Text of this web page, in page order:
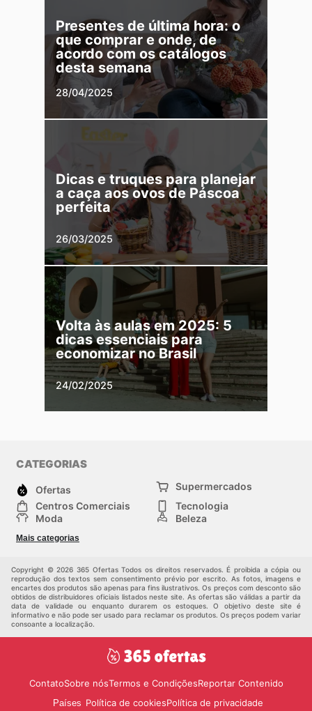
Presentes de última hora: o
que comprar e onde, de
acordo com os catálogos
desta semana
28/04/2025
Dicas e truques para planejar
a caça aos ovos de Páscoa
perfeita
26/03/2025
Volta às aulas em 2025: 5
dicas essenciais para
economizar no Brasil
24/02/2025
CATEGORIAS
Ofertas
Supermercados
Centros Comerciais
Tecnologia
Moda
Beleza
Construção e jardinagem
Mais categorias
Copyright © 2026 365 Ofertas Todos os direitos reservados. É proibida a cópia ou
reprodução dos textos sem consentimento prévio por escrito. As fotos, imagens e
encartes dos produtos são apenas para fins ilustrativos. Os preços com desconto são
obtidos de distribuidores oficiais listados neste site. As ofertas são válidas a partir da
data de validade ou enquanto durarem os estoques. O objetivo deste site é
informativo e não pode ser usado para reclamar os produtos. Os preços podem variar
consoante a localização.
ContatoSobre nósTermos e CondiçõesReportar Contenido
Países Política de cookiesPolítica de privacidade